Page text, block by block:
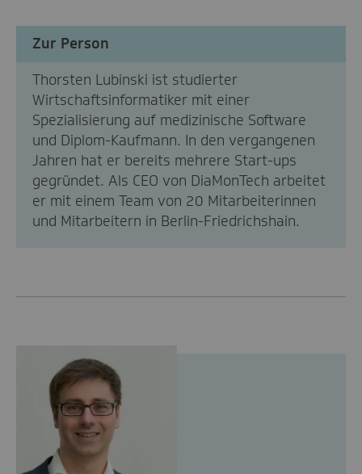
Zur Person
Thorsten Lubinski ist studierter
Wirtschaftsinformatiker mit einer
Spezialisierung auf medizinische Software
und Diplom-Kaufmann. In den vergangenen
Jahren hat er bereits mehrere Start-ups
gegründet. Als CEO von DiaMonTech arbeitet
er mit einem Team von 20 Mitarbeiterinnen
und Mitarbeitern in Berlin-Friedrichshain.